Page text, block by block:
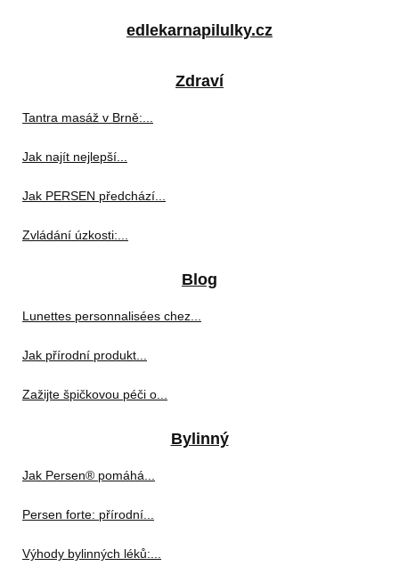
edlekarnapilulky.cz
Zdraví
Tantra masáž v Brně:...
Jak najít nejlepší...
Jak PERSEN předchází...
Zvládání úzkosti:...
Blog
Lunettes personnalisées chez...
Jak přírodní produkt...
Zažijte špičkovou péči o...
Bylinný
Jak Persen® pomáhá...
Persen forte: přírodní...
Výhody bylinných léků:...